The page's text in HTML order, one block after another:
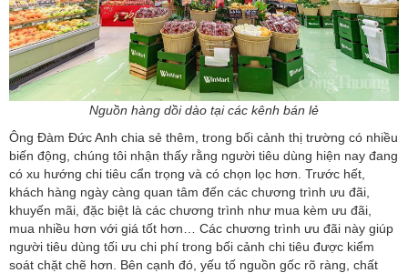
Nguồn hàng dồi dào tại các kênh bán lẻ
Ông Đàm Đức Anh chia sẻ thêm, trong bối cảnh thị trường có nhiều
biến động, chúng tôi nhận thấy rằng người tiêu dùng hiện nay đang
có xu hướng chi tiêu cẩn trọng và có chọn lọc hơn. Trước hết,
khách hàng ngày càng quan tâm đến các chương trình ưu đãi,
khuyến mãi, đặc biệt là các chương trình như mua kèm ưu đãi,
mua nhiều hơn với giá tốt hơn… Các chương trình ưu đãi này giúp
người tiêu dùng tối ưu chi phí trong bối cảnh chi tiêu được kiểm
soát chặt chẽ hơn. Bên cạnh đó, yếu tố nguồn gốc rõ ràng, chất